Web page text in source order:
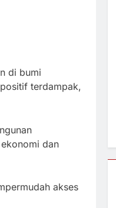
di bumi
terdampak,
dan
akses